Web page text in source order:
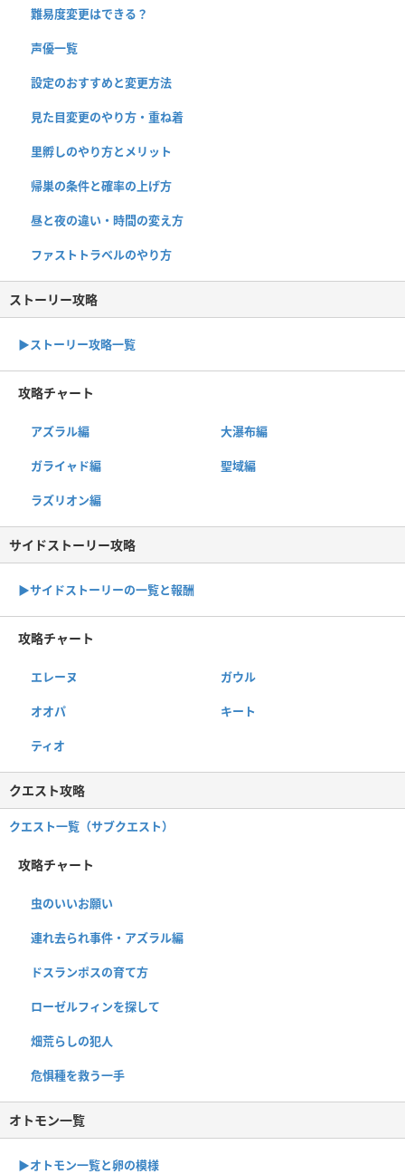
難易度変更はできる？
声優一覧
設定のおすすめと変更方法
見た目変更のやり方・重ね着
里孵しのやり方とメリット
帰巣の条件と確率の上げ方
昼と夜の違い・時間の変え方
ファストトラベルのやり方
ストーリー攻略
▶︎ストーリー攻略一覧
攻略チャート
アズラル編 大瀑布編
ガライャド編 聖域編
ラズリオン編
サイドストーリー攻略
▶サイドストーリーの一覧と報酬
攻略チャート
エレーヌ ガウル
オオパ キート
ティオ
クエスト攻略
クエスト一覧（サブクエスト）
攻略チャート
虫のいいお願い
連れ去られ事件・アズラル編
ドスランポスの育て方
ローゼルフィンを探して
畑荒らしの犯人
危惧種を救う一手
オトモン一覧
▶︎オトモン一覧と卵の模様